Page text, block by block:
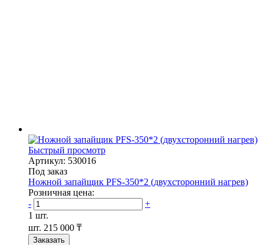
Быстрый просмотр
Артикул: 530016
Под заказ
Ножной запайщик PFS-350*2 (двухсторонний нагрев)
Розничная цена:
-
+
1 шт.
шт. 215 000 ₸
Заказать